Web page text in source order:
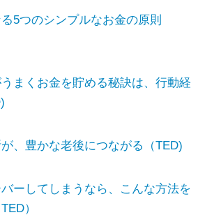
5つのシンプルなお金の原則
まくお金を貯める秘訣は、行動経
、豊かな老後につながる（TED)
ーしてしまうなら、こんな方法を
）